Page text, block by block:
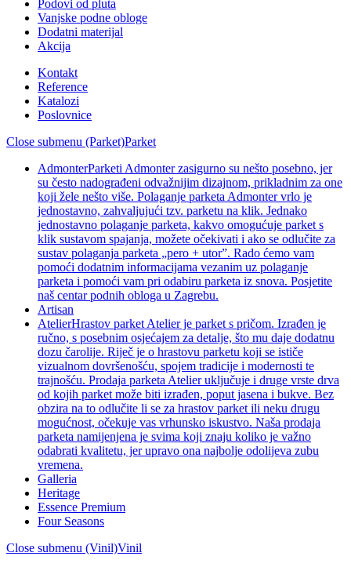
Podovi od pluta
Vanjske podne obloge
Dodatni materijal
Akcija
Kontakt
Reference
Katalozi
Poslovnice
Close submenu (Parket)Parket
AdmonterParketi Admonter zasigurno su nešto posebno, jer
su često nadograđeni odvažnijim dizajnom, prikladnim za one
koji žele nešto više. Polaganje parketa Admonter vrlo je
jednostavno, zahvaljujući tzv. parketu na klik. Jednako
jednostavno polaganje parketa, kakvo omogućuje parket s
klik sustavom spajanja, možete očekivati i ako se odlučite za
sustav polaganja parketa „pero + utor”. Rado ćemo vam
pomoći dodatnim informacijama vezanim uz polaganje
parketa i pomoći vam pri odabiru parketa iz snova. Posjetite
naš centar podnih obloga u Zagrebu.
Artisan
AtelierHrastov parket Atelier je parket s pričom. Izrađen je
ručno, s posebnim osjećajem za detalje, što mu daje dodatnu
dozu čarolije. Riječ je o hrastovu parketu koji se ističe
vizualnom dovršenošću, spojem tradicije i modernosti te
trajnošću. Prodaja parketa Atelier uključuje i druge vrste drva
od kojih parket može biti izrađen, poput jasena i bukve. Bez
obzira na to odlučite li se za hrastov parket ili neku drugu
mogućnost, očekuje vas vrhunsko iskustvo. Naša prodaja
parketa namijenjena je svima koji znaju koliko je važno
odabrati kvalitetu, jer upravo ona najbolje odolijeva zubu
vremena.
Galleria
Heritage
Essence Premium
Four Seasons
Close submenu (Vinil)Vinil